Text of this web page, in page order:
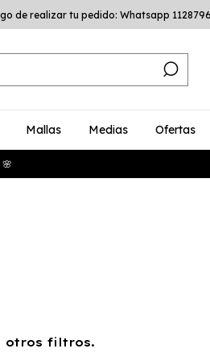
de realizar tu pedido: Whatsapp
Mallas Medias Ofertas
otros filtros.